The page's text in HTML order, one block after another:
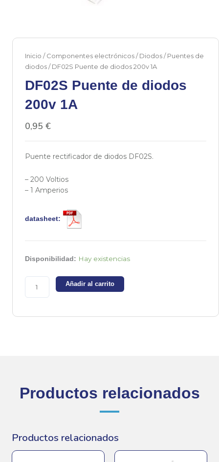
Inicio /Componentes electrónicos/Diodos/Puentes de
diodos/ DF02S Puente de diodos 200v 1A
DF02S Puente de diodos
200v 1A
0,95 €
Puente rectificador de diodos DF02S.
– 200 Voltios
– 1 Amperios
datasheet:
Disponibilidad: Hay existencias
DF02S
de
diodos
200v
Añadir al carrito
Productos relacionados
Productos relacionados